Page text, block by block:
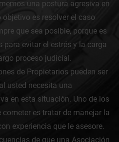
una postura agresiva en
es resolver el caso
que sea posible, porque es
para evitar el estrés y la carga
proceso judicial.
de Propietarios pueden ser
usted necesita una
en esta situación. Uno de los
cometer es tratar de manejar la
experiencia que le asesore.
de que una Asociación